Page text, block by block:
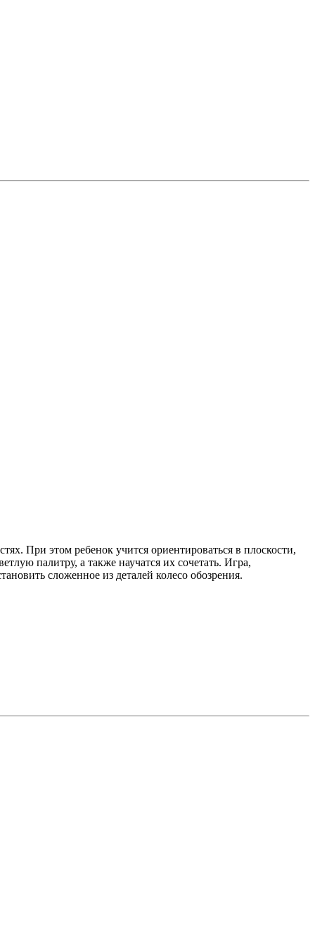
При этом ребенок учится ориентироваться в плоскости,
палитру, а также научатся их сочетать. Игра,
сложенное из деталей колесо обозрения.